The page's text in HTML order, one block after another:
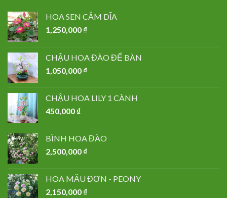
HOA SEN CẮM DĨA
1,250,000 ₫
CHẬU HOA ĐÀO ĐỂ BÀN
1,050,000 ₫
CHẬU HOA LILY 1 CÀNH
450,000 ₫
BÌNH HOA ĐÀO
2,500,000 ₫
HOA MẪU ĐƠN - PEONY
2,150,000 ₫